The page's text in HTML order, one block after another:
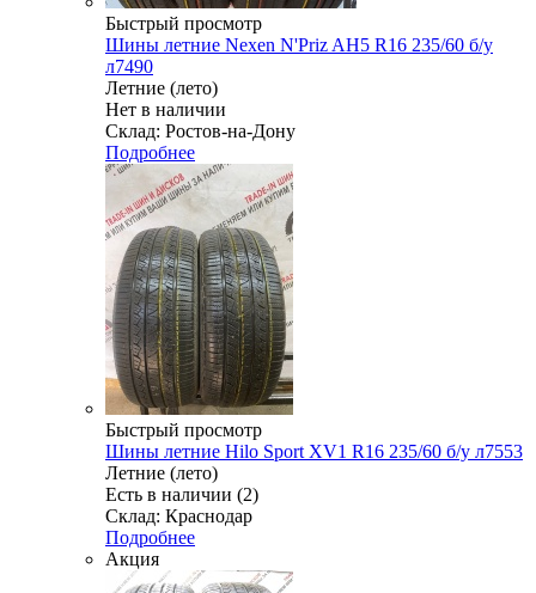
Быстрый просмотр
Шины летние Nexen N'Priz AH5 R16 235/60 б/у
л7490
Летние (лето)
Нет в наличии
Склад: Ростов-на-Дону
Подробнее
Быстрый просмотр
Шины летние Hilo Sport XV1 R16 235/60 б/у л7553
Летние (лето)
Есть в наличии (2)
Склад: Краснодар
Подробнее
Акция